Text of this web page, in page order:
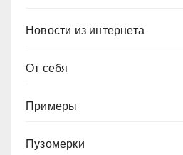
Новости из интернета
От себя
Примеры
Пузомерки